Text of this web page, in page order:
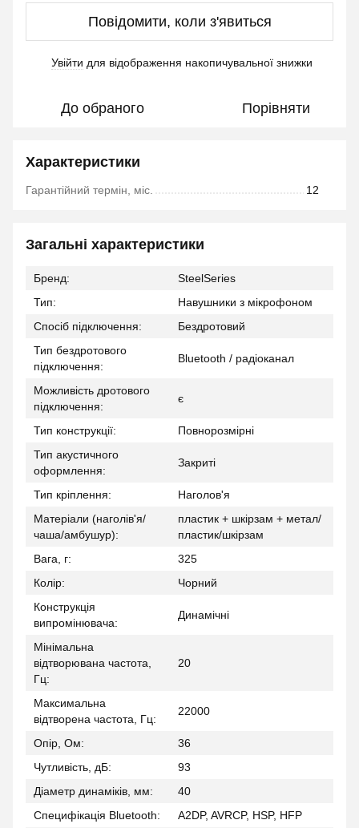
Повідомити, коли з'явиться
Увійти для відображення накопичувальної знижки
До обраного Порівняти
Характеристики
Гарантійний термін, міс. 12
Загальні характеристики
Бренд:
SteelSeries
Тип:
Навушники з мікрофоном
Спосіб підключення:
Бездротовий
Тип бездротового
підключення:
Bluetooth / радіоканал
Можливість дротового
підключення:
є
Тип конструкції:
Повнорозмірні
Тип акустичного
оформлення:
Закриті
Тип кріплення:
Наголов'я
Матеріали (наголів'я/
чаша/амбушур):
пластик + шкірзам + метал/
пластик/шкірзам
Вага, г:
325
Колір:
Чорний
Конструкція
випромінювача:
Динамічні
Мінімальна
відтворювана частота,
Гц:
20
Максимальна
відтворена частота, Гц:
22000
Опір, Ом:
36
Чутливість, дБ:
93
Діаметр динаміків, мм:
40
Специфікація Bluetooth:
A2DP, AVRCP, HSP, HFP